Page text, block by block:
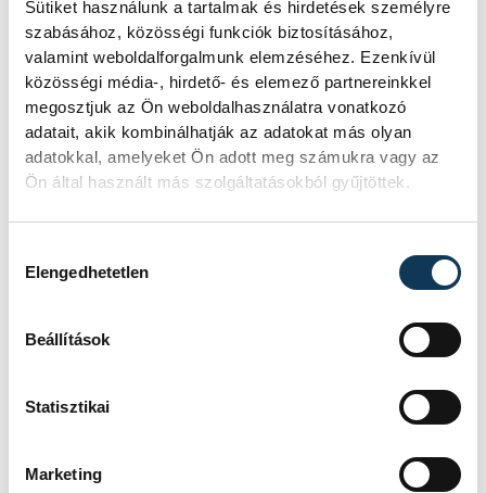
Sütiket használunk a tartalmak és hirdetések személyre
szabásához, közösségi funkciók biztosításához,
valamint weboldalforgalmunk elemzéséhez. Ezenkívül
közösségi média-, hirdető- és elemező partnereinkkel
megosztjuk az Ön weboldalhasználatra vonatkozó
adatait, akik kombinálhatják az adatokat más olyan
adatokkal, amelyeket Ön adott meg számukra vagy az
Ön által használt más szolgáltatásokból gyűjtöttek.
Elengedhetetlen
Beállítások
Statisztikai
Marketing